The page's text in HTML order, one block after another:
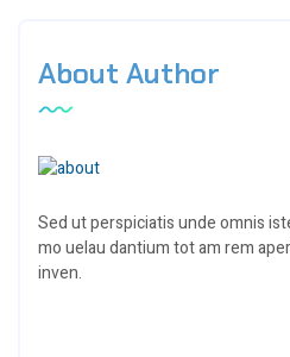
About Author
Sed ut perspiciatis unde omnis
mo uelau dantium tot am rem
inven.